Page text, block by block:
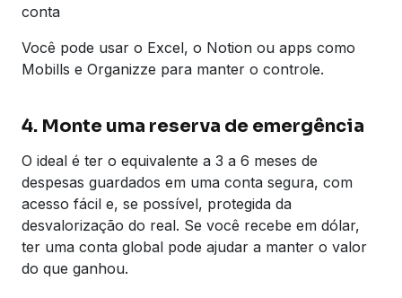
conta
Você pode usar o Excel, o Notion ou apps como
Mobills e Organizze para manter o controle.
4. Monte uma reserva de emergência
O ideal é ter o equivalente a 3 a 6 meses de
despesas guardados em uma conta segura, com
acesso fácil e, se possível, protegida da
desvalorização do real. Se você recebe em dólar,
ter uma conta global pode ajudar a manter o valor
do que ganhou.